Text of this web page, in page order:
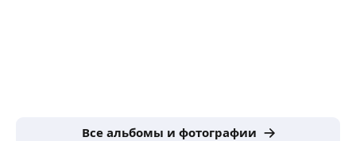
Все альбомы и фотографии